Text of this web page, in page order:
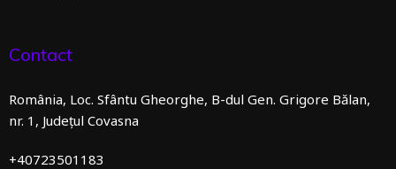
Contact
România, Loc. Sfântu Gheorghe, B-dul Gen. Grigore Bălan,
nr. 1, Județul Covasna
+40723501183